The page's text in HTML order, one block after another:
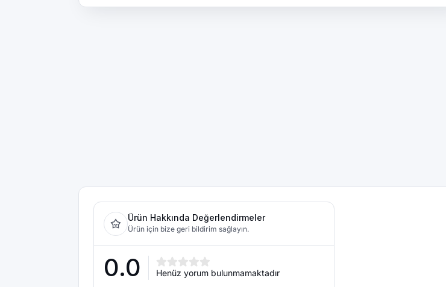
Ürün Hakkında Değerlendirmeler
Ürün için bize geri bildirim sağlayın.
0.0 Henüz yorum bulunmamaktadır